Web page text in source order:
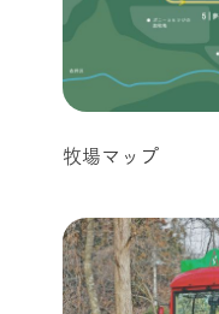
牧場マップ